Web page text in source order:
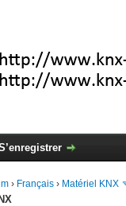
› Français › Matériel KNX